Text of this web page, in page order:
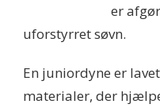
er
uforstyrret søvn.
En juniordyne er
materialer, der